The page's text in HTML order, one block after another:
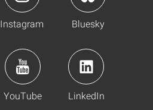
Instagram Bluesky
YouTube LinkedIn